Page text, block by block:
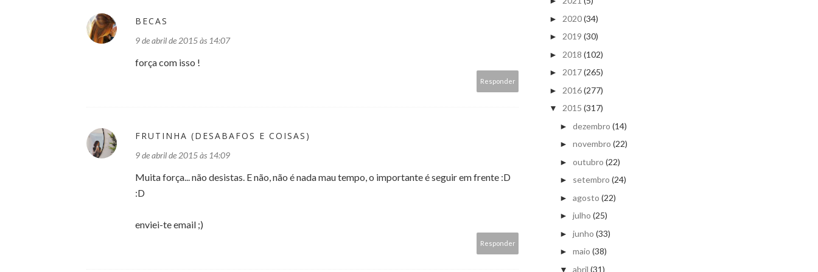
BECAS
9 de abril de 2015 às 14:07
força com isso !
Responder
FRUTINHA (DESABAFOS E COISAS)
9 de abril de 2015 às 14:09
Muita força... não desistas. E não, não é nada mau tempo, o importante é seguir em frente :D
:D
enviei-te email ;)
Responder
► 2020(34)
► 2019 (30)
► 2018 (102)
► 2017(265)
► 2016(277)
▼ 2015 (317)
► dezembro (14)
► novembro (22)
► outubro (22)
► setembro (24)
► agosto (22)
► julho (25)
► junho (33)
► maio (38)
▼ abril (31)